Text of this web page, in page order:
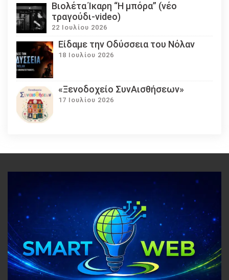
Βιολέτα Ίκαρη “Η μπόρα” (νέο
τραγούδι-video)
22 Ιουλίου 2026
Eίδαμε την Οδύσσεια του Νόλαν
18 Ιουλίου 2026
«Ξενοδοχείο ΣυνΑισθήσεων»
17 Ιουλίου 2026